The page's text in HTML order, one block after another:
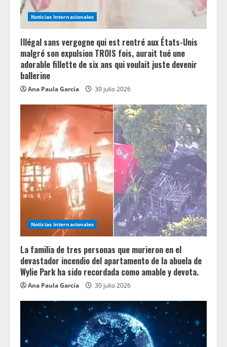
Noticias Internacionales
Illégal sans vergogne qui est rentré aux États-Unis
malgré son expulsion TROIS fois, aurait tué une
adorable fillette de six ans qui voulait juste devenir
ballerine
Ana Paula García 30 julio 2026
Noticias Internacionales
La familia de tres personas que murieron en el
devastador incendio del apartamento de la abuela de
Wylie Park ha sido recordada como amable y devota.
Ana Paula García 30 julio 2026